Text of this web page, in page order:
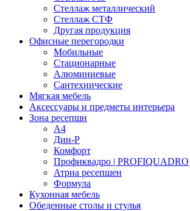
Стеллаж металлический
Стеллаж СТФ
Другая продукция
Офисные перегородки
Мобильные
Стационарные
Алюминиевые
Сантехнические
Мягкая мебель
Аксессуары и предметы интерьера
Зона ресепшн
А4
Дин-Р
Комфорт
Профиквадро | PROFIQUADRO
Атриа ресепшен
Формула
Кухонная мебель
Обеденные столы и стулья